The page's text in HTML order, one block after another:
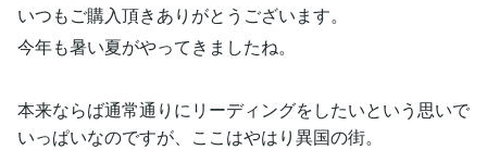
いつもご購入頂きありがとうございます。
今年も暑い夏がやってきましたね。
本来ならば通常通りにリーディングをしたいという思いで
いっぱいなのですが、ここはやはり異国の街。